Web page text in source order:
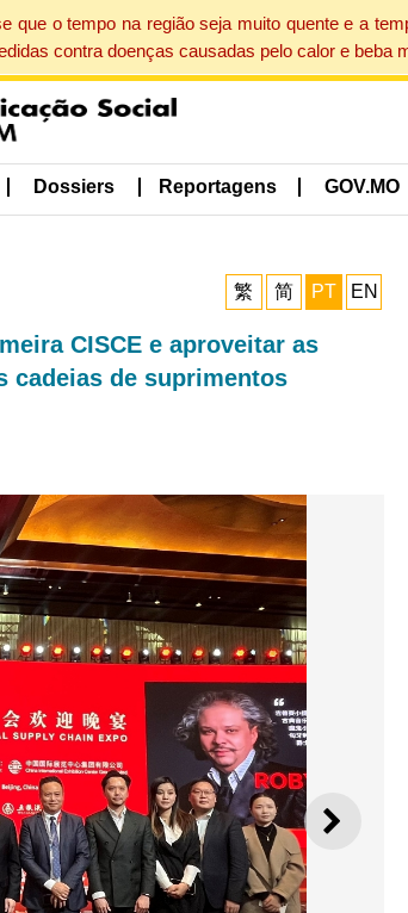
o tempo na região seja muito quente e a
contra doenças causadas pelo calor e beba
Dossiers Reportagens GOV.MO
繁 简 PT EN
CISCE e aproveitar as
cadeias de suprimentos